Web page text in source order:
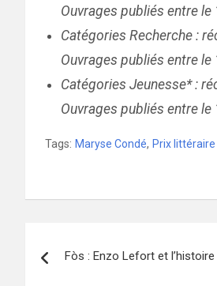
Ouvrages publiés entre le
Catégories Recherche :
Ouvrages publiés entre le
Catégories Jeunesse* :
Ouvrages publiés entre
Tags: Maryse Condé, Prix
de
Fòs : Enzo Lefort et